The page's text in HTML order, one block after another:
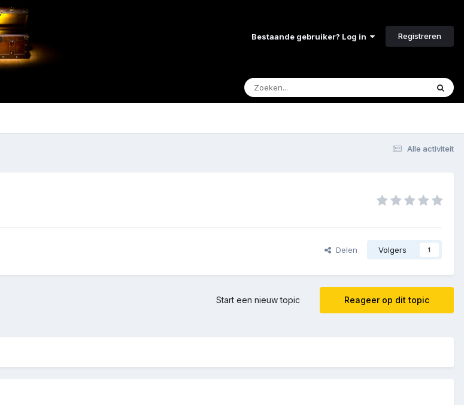
Bestaande gebruiker? Log in Registreren
Alle activiteit
Delen Volgers 1
Reageer op dit topic
Start een nieuw topic